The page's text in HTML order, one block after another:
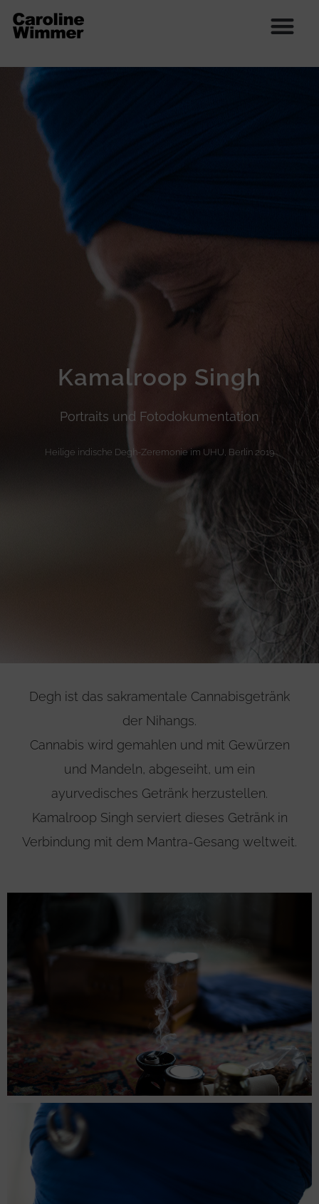
Kamalroop Singh
Portraits und Fotodokumentation
Heilige indische Degh-Zeremonie im UHU, Berlin 2019
Degh ist das sakramentale Cannabisgetränk
der Nihangs.
Cannabis wird gemahlen und mit Gewürzen
und Mandeln, abgeseiht, um ein
ayurvedisches Getränk herzustellen.
Kamalroop Singh serviert dieses Getränk in
Verbindung mit dem Mantra-Gesang weltweit.